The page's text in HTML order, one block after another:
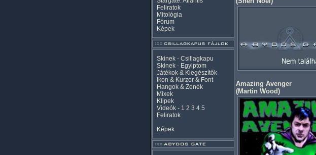
Feliratok
Mitológia
Fórum
Képek
Skinek - Csillagkapu
Skinek - Egyiptom
Játékok & Kiegészítők
Ikon & Kurzor & Font
Hangok & Zenék
Mixek
Klipek
Videók - 1 2 3 4 5
Feliratok
Képek
Amazing Avenger
(Martin Wood)